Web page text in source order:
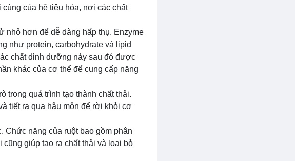
của hệ tiêu hóa, nơi các chất
nhỏ hơn để dễ dàng hấp thụ. Enzyme
như protein, carbohydrate và lipid
chất dinh dưỡng này sau đó được
khác của cơ thể để cung cấp năng
trong quá trình tạo thành chất thải.
tiết ra qua hậu môn để rời khỏi cơ
Chức năng của ruột bao gồm phân
giúp tạo ra chất thải và loại bỏ